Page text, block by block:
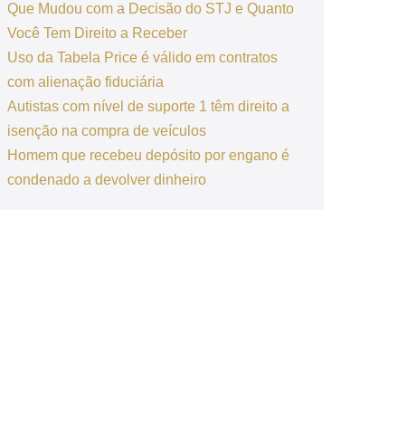
Que Mudou com a Decisão do STJ e Quanto
Você Tem Direito a Receber
Uso da Tabela Price é válido em contratos
com alienação fiduciária
Autistas com nível de suporte 1 têm direito a
isenção na compra de veículos
Homem que recebeu depósito por engano é
condenado a devolver dinheiro